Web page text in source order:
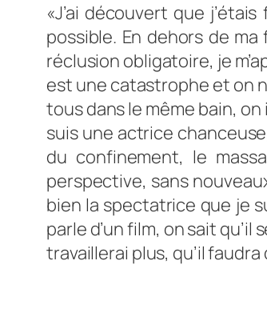
«J’ai découvert que
possible. En dehors de
réclusion obligatoire, je
est une catastrophe et on
tous dans le même bain,
suis une actrice
du confinement, le
perspective, sans
bien la spectatrice que je
parle d’un film, on sait qu’il
travaillerai plus, qu’il